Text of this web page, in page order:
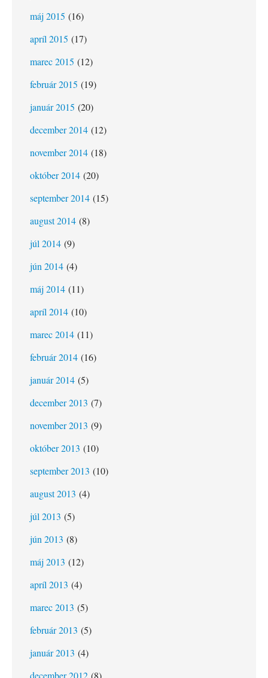
máj 2015 (16)
apríl 2015 (17)
marec 2015 (12)
február 2015 (19)
január 2015 (20)
december 2014 (12)
november 2014 (18)
október 2014 (20)
september 2014 (15)
august 2014 (8)
júl 2014 (9)
jún 2014 (4)
máj 2014 (11)
apríl 2014 (10)
marec 2014 (11)
február 2014 (16)
január 2014 (5)
december 2013 (7)
november 2013 (9)
október 2013 (10)
september 2013 (10)
august 2013 (4)
júl 2013 (5)
jún 2013 (8)
máj 2013 (12)
apríl 2013 (4)
marec 2013 (5)
február 2013 (5)
január 2013 (4)
december 2012 (8)